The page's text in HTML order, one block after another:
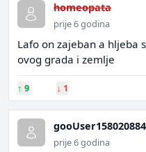
homeopata
prije 6 godina
Lafo on zajeban a hljeba
ovog grada i zemlje
↑ 9 ↓ 1
prije 6 godina